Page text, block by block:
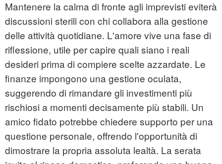
Mantenere la calma di fronte agli imprevisti eviterà
discussioni sterili con chi collabora alla gestione
delle attività quotidiane. L'amore vive una fase di
riflessione, utile per capire quali siano i reali
desideri prima di compiere scelte azzardate. Le
finanze impongono una gestione oculata,
suggerendo di rimandare gli investimenti più
rischiosi a momenti decisamente più stabili. Un
amico fidato potrebbe chiedere supporto per una
questione personale, offrendo l'opportunità di
dimostrare la propria assoluta lealtà. La serata